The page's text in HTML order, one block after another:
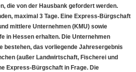
die von der Hausbank gefordert werden.
maximal 3 Tage. Eine Express-Bürgschaft
mittlere Unternehmen (KMU) sowie
in Hessen erhalten. Die Unternehmen
bestehen, das vorliegende Jahresergebnis
(außer Landwirtschaft, Fischerei und
Express-Bürgschaft in Frage. Die